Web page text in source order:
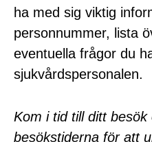
ha med sig viktig
personnummer, lista
eventuella frågor du
sjukvårdspersonalen.
Kom i tid till ditt
besökstiderna för att